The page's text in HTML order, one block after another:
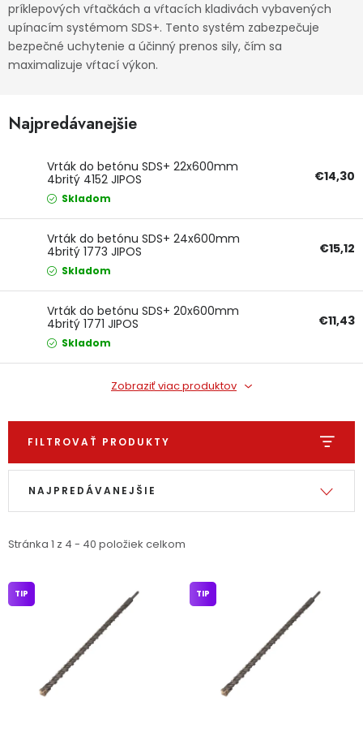
Domácnosť
Ochranné pracovné pomôcky
Fotovoltaika
Značky
Servis náradia
Doprava a platba Váš zákaznícky účet
Kontakty
Obchodné podmienky
Podmienky ochrany osobných údajov
Registrace
príklepových vŕtačkách a vŕtacích kladivách vybavených
upínacím systémom SDS+. Tento systém zabezpečuje
bezpečné uchytenie a účinný prenos sily, čím sa
maximalizuje vŕtací výkon.
Najpredávanejšie
Vrták do betónu SDS+ 22x600mm
4britý 4152 JIPOS
€14,30
Skladom
Vrták do betónu SDS+ 24x600mm
4britý 1773 JIPOS
€15,12
Skladom
Vrták do betónu SDS+ 20x600mm
4britý 1771 JIPOS
€11,43
Skladom
Zobraziť viac produktov
FILTROVAŤ PRODUKTY
Výpis produktov
Stránka 1 z 4 - 40 položiek celkom
Radenie produktov
NAJPREDÁVANEJŠIE
TIP TIP